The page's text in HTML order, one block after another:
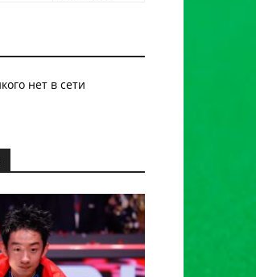
нет в сети